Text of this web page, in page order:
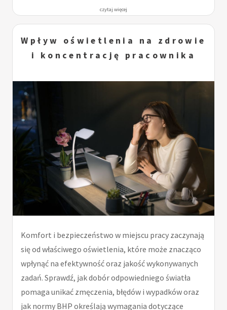
czytaj więcej
Wpływ oświetlenia na zdrowie
i koncentrację pracownika
Komfort i bezpieczeństwo w miejscu pracy zaczynają
się od właściwego oświetlenia, które może znacząco
wpłynąć na efektywność oraz jakość wykonywanych
zadań. Sprawdź, jak dobór odpowiedniego światła
pomaga unikać zmęczenia, błędów i wypadków oraz
jak normy BHP określają wymagania dotyczące